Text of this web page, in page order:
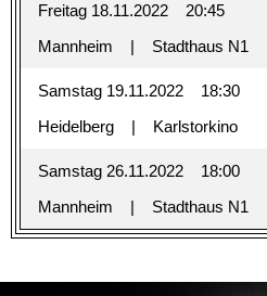
Freitag 18.11.2022
20:45
Mannheim
Stadthaus N1
Samstag 19.11.2022
18:30
Heidelberg
Karlstorkino
Samstag 26.11.2022
18:00
Mannheim
Stadthaus N1